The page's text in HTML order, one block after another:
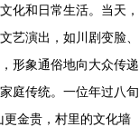
化和日常生活。当天，
艺演出，如川剧变脸、
形象通俗地向大众传递
庭传统。一位年过八旬
更金贵，村里的文化墙